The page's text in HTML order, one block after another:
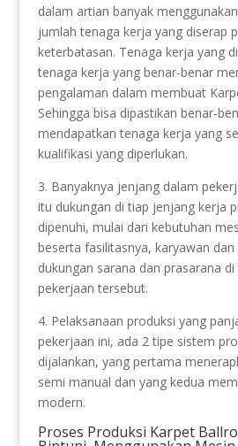
dalam artian banyak
jumlah tenaga kerja yang diserap
keterbatasan. Tenaga kerja yang
tenaga kerja yang benar-benar
pengalaman dalam membuat
Sehingga bisa dipastikan benar-
mendapatkan tenaga kerja yang
kualifikasi yang diperlukan.
3. Banyaknya jenjang dalam
itu dukungan di tiap jenjang kerja
dipenuhi, mulai dari kebutuhan
beserta fasilitasnya, karyawan
dukungan sarana dan prasarana
pekerjaan tersebut.
4. Pelaksanaan produksi yang
pekerjaan ini, ada 2 tipe sistem
dijalankan, yang pertama
semi manual dan yang kedua
modern.
Proses Produksi Karpet